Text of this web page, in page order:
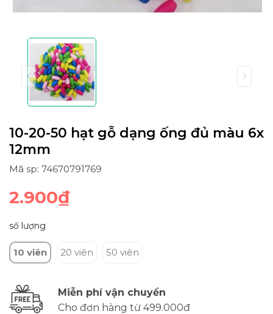
10-20-50 hạt gỗ dạng ống đủ màu 6x
12mm
Mã sp: 74670791769
2.900₫
số lượng
10 viên 20 viên 50 viên
Miễn phí vận chuyển
Cho đơn hàng từ 499.000đ